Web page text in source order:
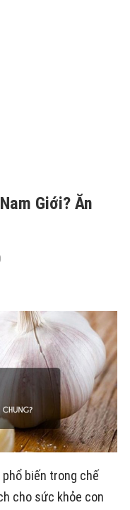
Giới? Ăn
biến trong chế
cho sức khỏe con